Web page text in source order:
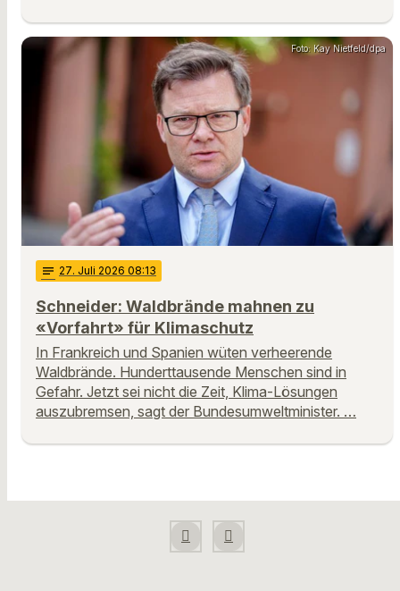
Foto: Kay Nietfeld/dpa
notes 27. Juli 2026 08:13
Schneider: Waldbrände mahnen zu
«Vorfahrt» für Klimaschutz
In Frankreich und Spanien wüten verheerende
Waldbrände. Hunderttausende Menschen sind in
Gefahr. Jetzt sei nicht die Zeit, Klima-Lösungen
auszubremsen, sagt der Bundesumweltminister. …